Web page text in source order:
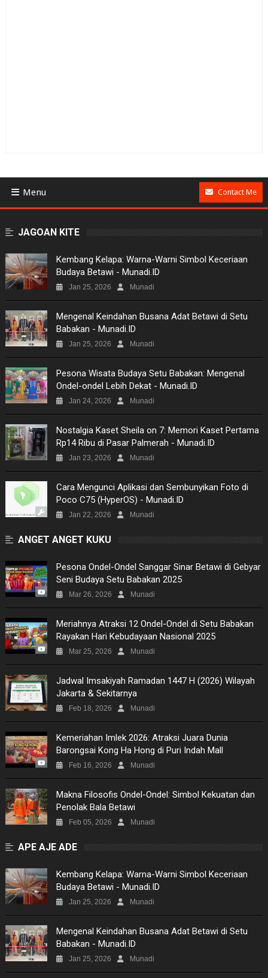
Menu
NEWS
MOVIES
TECH
MUSIC
PICTURES
SITEMAP
Contact Me
JAGOAN KITE
Kembang Kelapa: Warna-Warni Simbol Keceriaan
Budaya Betawi - Munadi.ID
Jan 25, 2026 Munadi
Mengenal Keindahan Busana Adat Betawi di Setu
Babakan - Munadi.ID
Jan 25, 2026 Munadi
Pesona Wisata Budaya Setu Babakan: Mengenal
Ondel-ondel Lebih Dekat - Munadi.ID
Jan 24, 2026 Munadi
Nostalgia Kaset Sheila on 7: Memori Kaset Pertama
Rp14 Ribu di Pasar Palmerah - Munadi.ID
Jan 23, 2026 Munadi
Cara Mengunci Aplikasi dan Sembunyikan Foto di
Poco C75 (HyperOS) - Munadi.ID
Jan 22, 2026 Munadi
ANGET ANGET KUKU
Pesona Ondel-Ondel Sanggar Sinar Betawi di Gebyar
Seni Budaya Setu Babakan 2025
Mar 26, 2026 Munadi
Meriahnya Atraksi 12 Ondel-Ondel di Setu Babakan
Rayakan Hari Kebudayaan Nasional 2025
Mar 25, 2026 Munadi
Jadwal Imsakiyah Ramadan 1447 H (2026) Wilayah
Jakarta & Sekitarnya
Feb 18, 2026 Munadi
Kemeriahan Imlek 2026: Atraksi Juara Dunia
Barongsai Kong Ha Hong di Puri Indah Mall
Feb 16, 2026 Munadi
Makna Filosofis Ondel-Ondel: Simbol Kekuatan dan
Penolak Bala Betawi
Feb 05, 2026 Munadi
APE AJE ADE
Kembang Kelapa: Warna-Warni Simbol Keceriaan
Budaya Betawi - Munadi.ID
Jan 25, 2026 Munadi
Mengenal Keindahan Busana Adat Betawi di Setu
Babakan - Munadi.ID
Jan 25, 2026 Munadi